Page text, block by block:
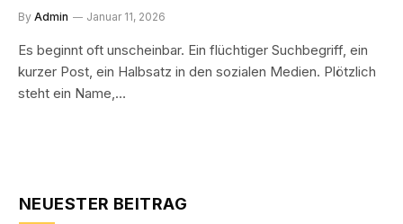
By Admin Januar 11, 2026
Es beginnt oft unscheinbar. Ein flüchtiger Suchbegriff, ein
kurzer Post, ein Halbsatz in den sozialen Medien. Plötzlich
steht ein Name,…
NEUESTER BEITRAG